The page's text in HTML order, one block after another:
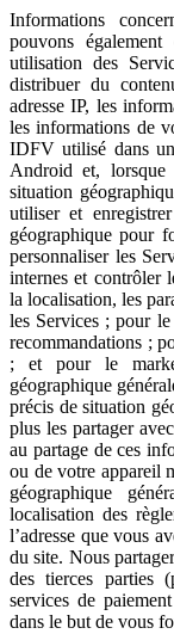
Informations
pouvons
utilisation des
distribuer du
adresse IP, les
les informations de
IDFV utilisé dans
Android et,
situation
utiliser et
géographique pour
personnaliser les
internes et
la localisation, les
les Services ; pour
recommandations ;
; et pour le
géographique
précis de situation
plus les partager
au partage de ces
ou de votre appareil
géographique
localisation des
l’adresse que vous
du site. Nous
des tierces parties
services de
dans le but de vous